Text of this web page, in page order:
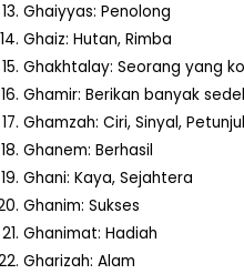
Ghaiyyas: Penolong
Ghaiz: Hutan, Rimba
Ghakhtalay: Seorang yang
Ghamir: Berikan banyak
Ghamzah: Ciri, Sinyal,
Ghanem: Berhasil
Ghani: Kaya, Sejahtera
Ghanim: Sukses
Ghanimat: Hadiah
Gharizah: Alam